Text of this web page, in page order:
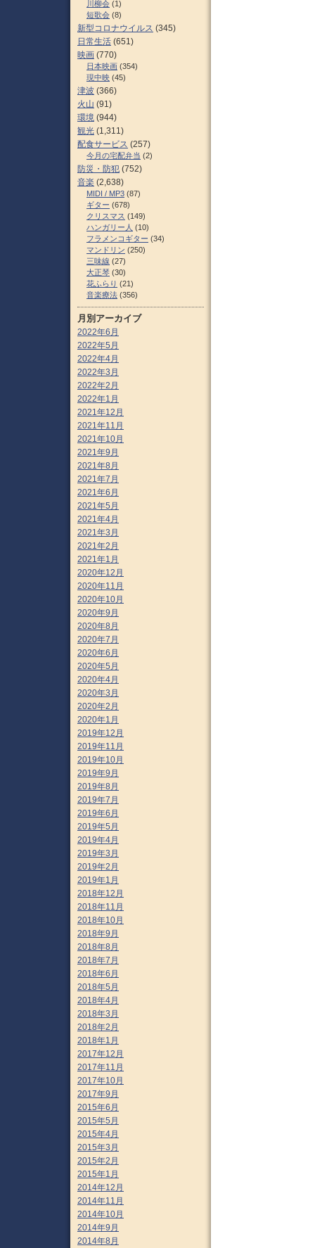
川柳会 (1)
短歌会 (8)
新型コロナウイルス (345)
日常生活 (651)
映画 (770)
日本映画 (354)
現中映 (45)
津波 (366)
火山 (91)
環境 (944)
観光 (1,311)
配食サービス (257)
今月の宅配弁当 (2)
防災・防犯 (752)
音楽 (2,638)
MIDI / MP3 (87)
ギター (678)
クリスマス (149)
ハンガリー人 (10)
フラメンコギター (34)
マンドリン (250)
三味線 (27)
大正琴 (30)
花ふらり (21)
音楽療法 (356)
月別アーカイブ
2022年6月
2022年5月
2022年4月
2022年3月
2022年2月
2022年1月
2021年12月
2021年11月
2021年10月
2021年9月
2021年8月
2021年7月
2021年6月
2021年5月
2021年4月
2021年3月
2021年2月
2021年1月
2020年12月
2020年11月
2020年10月
2020年9月
2020年8月
2020年7月
2020年6月
2020年5月
2020年4月
2020年3月
2020年2月
2020年1月
2019年12月
2019年11月
2019年10月
2019年9月
2019年8月
2019年7月
2019年6月
2019年5月
2019年4月
2019年3月
2019年2月
2019年1月
2018年12月
2018年11月
2018年10月
2018年9月
2018年8月
2018年7月
2018年6月
2018年5月
2018年4月
2018年3月
2018年2月
2018年1月
2017年12月
2017年11月
2017年10月
2017年9月
2015年6月
2015年5月
2015年4月
2015年3月
2015年2月
2015年1月
2014年12月
2014年11月
2014年10月
2014年9月
2014年8月